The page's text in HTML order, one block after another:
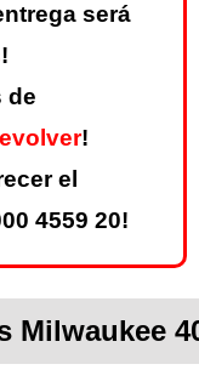
será
!
de
!
el
4559 20!